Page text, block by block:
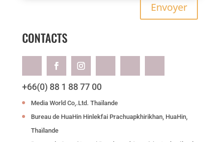
Envoyer
CONTACTS
+66(0) 88 1 88 77 00
Media World Co,.Ltd. Thaïlande
Bureau de HuaHin Hinlekfai Prachuapkhirikhan, HuaHin,
Thaïlande